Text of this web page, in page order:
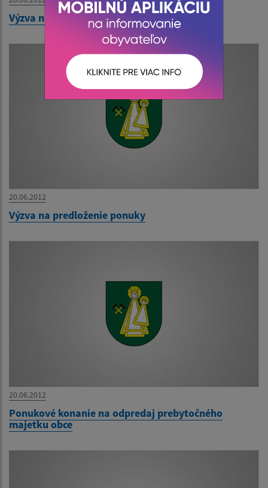
Výzva na predloženie ponuky
20.06.2012
Výzva na predloženie ponuky
20.06.2012
Ponukové konanie na odpredaj prebytočného
majetku obce